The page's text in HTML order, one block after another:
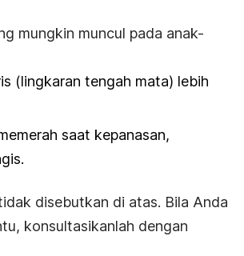
mungkin muncul pada anak-
(lingkaran tengah mata) lebih
saat kepanasan,
disebutkan di atas. Bila Anda
konsultasikanlah dengan